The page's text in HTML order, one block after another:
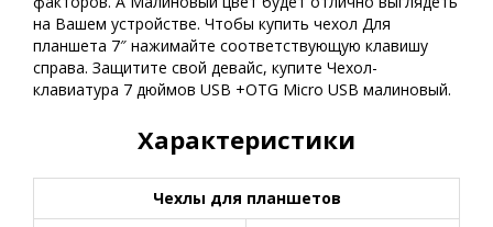
на Вашем устройстве. Чтобы купить чехол Для
планшета 7″ нажимайте соответствующую клавишу
справа. Защитите свой девайс, купите Чехол-
клавиатура 7 дюймов USB +OTG Micro USB малиновый.
Характеристики
Чехлы для планшетов